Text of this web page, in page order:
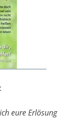
:
eure Erlösung